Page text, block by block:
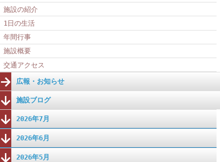
施設の紹介
1日の生活
年間行事
施設概要
交通アクセス
広報・お知らせ
施設ブログ
2026年7月
2026年6月
2026年5月